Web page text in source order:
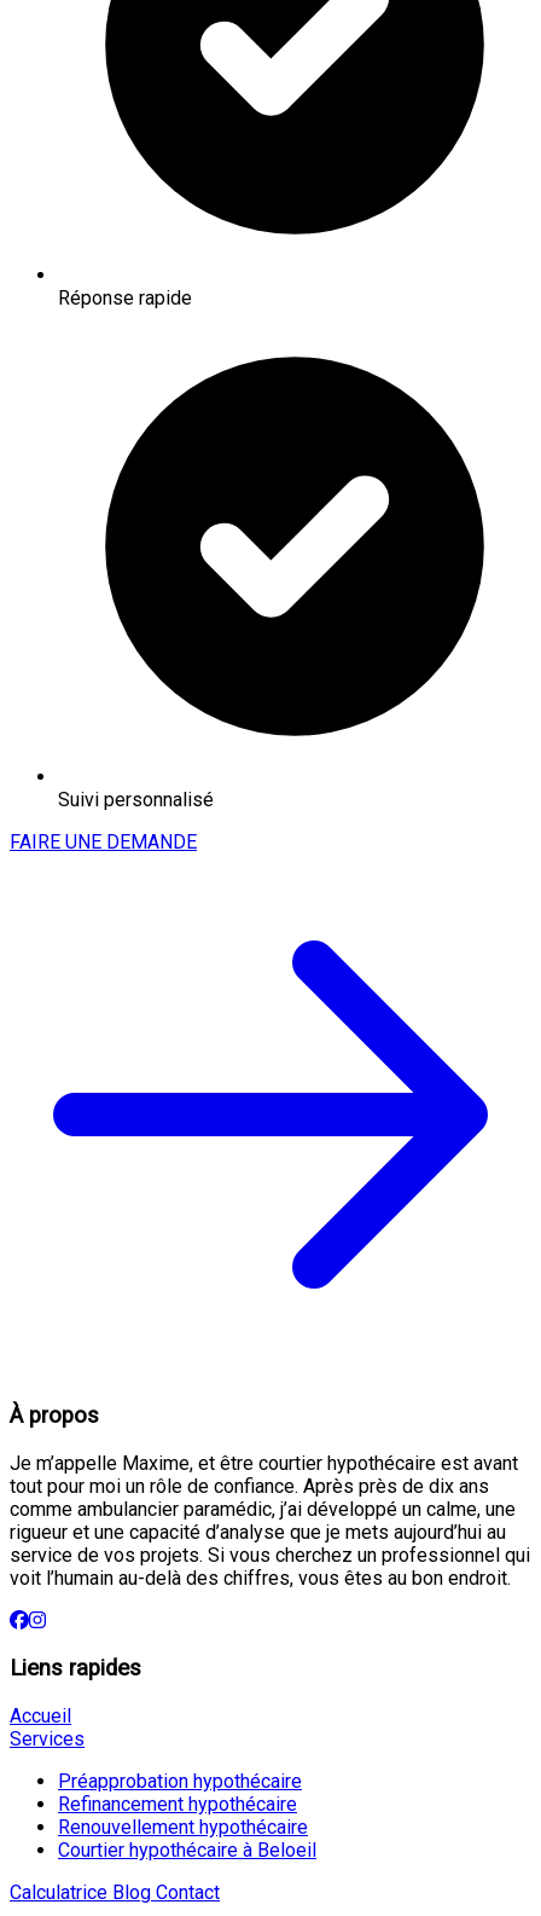
Réponse rapide
Suivi personnalisé
FAIRE UNE DEMANDE
À propos
Je m’appelle Maxime, et être courtier hypothécaire est avant
tout pour moi un rôle de confiance. Après près de dix ans
comme ambulancier paramédic, j’ai développé un calme, une
rigueur et une capacité d’analyse que je mets aujourd’hui au
service de vos projets. Si vous cherchez un professionnel qui
voit l’humain au-delà des chiffres, vous êtes au bon endroit.
Liens rapides
Accueil
Services
Préapprobation hypothécaire
Refinancement hypothécaire
Renouvellement hypothécaire
Courtier hypothécaire à Beloeil
Calculatrice Blog Contact